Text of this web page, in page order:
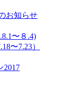
お知らせ
〜８.4)
〜7.23）
2017